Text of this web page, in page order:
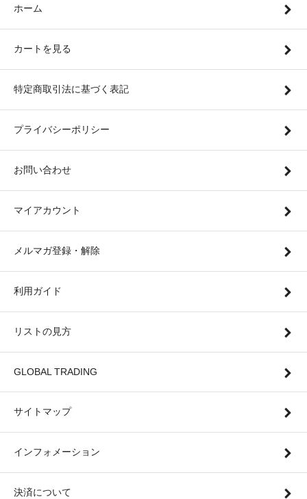
ホーム
カートを見る
特定商取引法に基づく表記
プライバシーポリシー
お問い合わせ
マイアカウント
メルマガ登録・解除
利用ガイド
リストの見方
GLOBAL TRADING
サイトマップ
インフォメーション
決済について